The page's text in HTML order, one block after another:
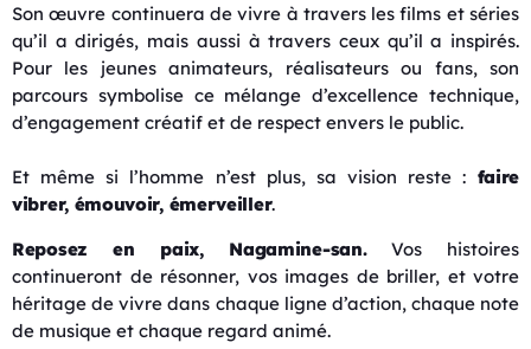
Son œuvre continuera de vivre à travers les films et séries
qu’il a dirigés, mais aussi à travers ceux qu’il a inspirés.
Pour les jeunes animateurs, réalisateurs ou fans, son
parcours symbolise ce mélange d’excellence technique,
d’engagement créatif et de respect envers le public.
Et même si l’homme n’est plus, sa vision reste : faire
vibrer, émouvoir, émerveiller.
Reposez en paix, Nagamine-san.Vos histoires
continueront de résonner, vos images de briller, et votre
héritage de vivre dans chaque ligne d’action, chaque note
de musique et chaque regard animé.